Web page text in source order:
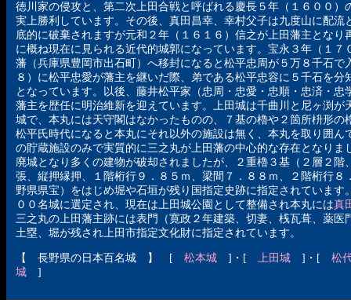
徳川家の侵攻と、第二次上田合戦と呼ばれる慶長５年（１６００）
実上勝利しています。その後、真田昌幸、幸村父子は九度山に配流
底的に破棄されますが元和２年（１６１６）信之が上田藩主となり
に概ね現在に見られる近代的城郭になっています。宝永３年（１７
藩（兵庫県豊岡市出石町）へ移封になると松平忠周が５万８千石で
８）に松平忠愛が藩主を継いだ際、弟である松平忠容に５千石を分
となっています。以後、藤井松平家（忠周・忠愛・忠順・忠済・忠
藩主を歴任に明治維新を迎えています。上田城は千曲川と尼ヶ渕が
城で、本丸には天守閣はなかったものの、７基の櫓や２箇所枡形の
松平氏時代になると本丸にそれ以外の施設は無く、本丸を取り囲ん
の貯蔵施設のみで実質的に三之丸が上田藩の中心的な存在となりま
廃城となり多くの建物が破却されましたが、２重櫓３基（２層２階
張、縦押縁押、１階桁行９．８５ｍ、梁間７．８８ｍ、２階桁行８
野県県宝）をはじめ堀や石垣が残り国指定史跡に指定されています
００名城に選定され、現在は上田城公園として整備され本丸には真
三之丸の上田藩主跡には表門（寛政２年建築、切妻、桟瓦葺、薬医
土塁、堀が残され上田市指定文化財に指定されています。
【 長野県の日本百名城 】 [ 松本城 ]・[ 上田城 ]・[ 松
城 ]